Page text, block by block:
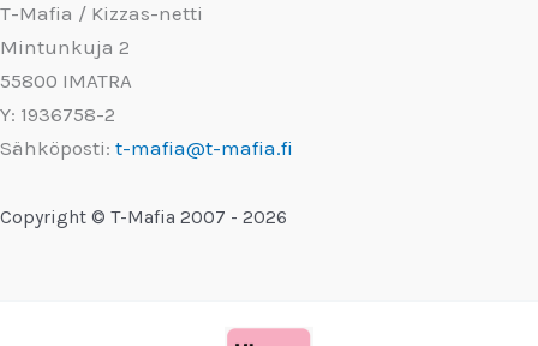
T-Mafia / Kizzas-netti
Mintunkuja 2
55800 IMATRA
Y: 1936758-2
Sähköposti: t-mafia@t-mafia.fi
Copyright © T-Mafia 2007 - 2026